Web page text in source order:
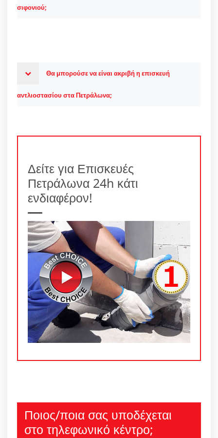
σιφονιού;
Θα μπορούσε να είναι ακριβή η επισκευή
αντλιοστασίου στα Πετράλωνα;
Δείτε για Επισκευές
Πετράλωνα 24h κάτι
ενδιαφέρον!
Ποιος/ποια σας υποδέχεται
στο τηλεφωνικό κέντρο;